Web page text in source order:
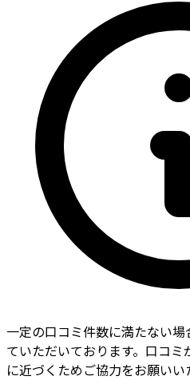
一定の口コミ件数に満たない
ていただいております。口コ
に近づくためご協力をお願いい